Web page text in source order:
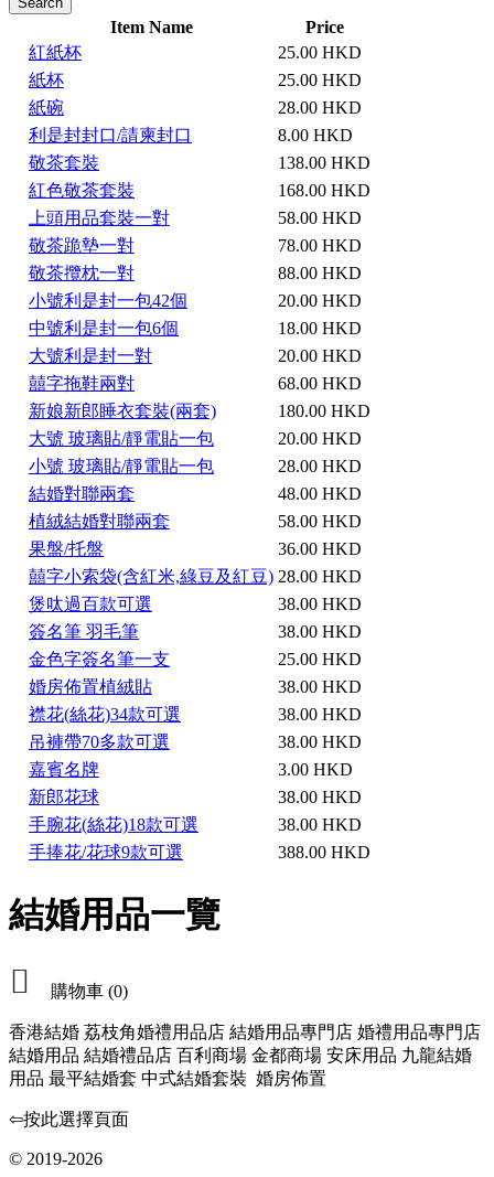
Item Name
Price
紅紙杯
25.00 HKD
紙杯
25.00 HKD
紙碗
28.00 HKD
利是封封口/請柬封口
8.00 HKD
敬茶套裝
138.00 HKD
紅色敬茶套裝
168.00 HKD
上頭用品套裝一對
58.00 HKD
敬茶跪墊一對
78.00 HKD
敬茶攬枕一對
88.00 HKD
小號利是封一包42個
20.00 HKD
中號利是封一包6個
18.00 HKD
大號利是封一對
20.00 HKD
囍字拖鞋兩對
68.00 HKD
新娘新郎睡衣套裝(兩套)
180.00 HKD
大號 玻璃貼/靜電貼一包
20.00 HKD
小號 玻璃貼/靜電貼一包
28.00 HKD
結婚對聯兩套
48.00 HKD
植絨結婚對聯兩套
58.00 HKD
果盤/托盤
36.00 HKD
囍字小索袋(含紅米,綠豆及紅豆) 28.00 HKD
煲呔過百款可選
38.00 HKD
簽名筆 羽毛筆
38.00 HKD
金色字簽名筆一支
25.00 HKD
婚房佈置植絨貼
38.00 HKD
襟花(絲花)34款可選
38.00 HKD
吊褲帶70多款可選
38.00 HKD
嘉賓名牌
3.00 HKD
新郎花球
38.00 HKD
手腕花(絲花)18款可選
38.00 HKD
手捧花/花球9款可選
388.00 HKD
結婚用品一覽
 購物車 (0)
香港結婚 荔枝角婚禮用品店 結婚用品專門店 婚禮用品專門店
結婚用品 結婚禮品店 百利商場 金都商場 安床用品 九龍結婚
用品 最平結婚套 中式結婚套裝 婚房佈置
⇦按此選擇頁面
© 2019-2026